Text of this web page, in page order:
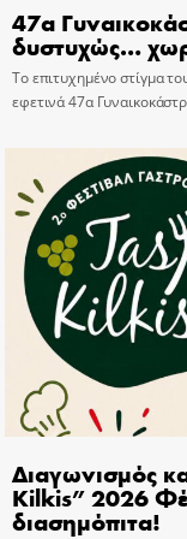
47α
δυστυχώς…
Το επιτυχημένο στίγμα
εφετινά 47α
Διαγωνισμός
Kilkis” 2026
διασημόπιτα!